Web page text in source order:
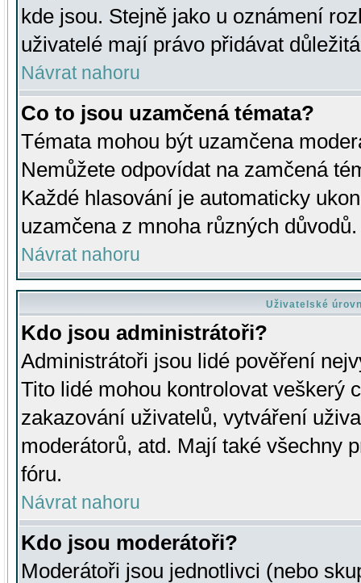
kde jsou. Stejně jako u oznámení
uživatelé mají právo přidávat
Návrat nahoru
Co to jsou uzamčená témata?
Témata mohou být uzamčena
Nemůžete odpovídat na zamčená
Každé hlasování je automaticky
uzamčena z mnoha různých důvodů.
Návrat nahoru
Uživatelské
Kdo jsou administrátoři?
Administrátoři jsou lidé pověření
Tito lidé mohou kontrolovat veškerý
zakazování uživatelů, vytváření
moderátorů, atd. Mají také všechny
fóru.
Návrat nahoru
Kdo jsou moderátoři?
Moderátoři jsou jednotlivci (nebo